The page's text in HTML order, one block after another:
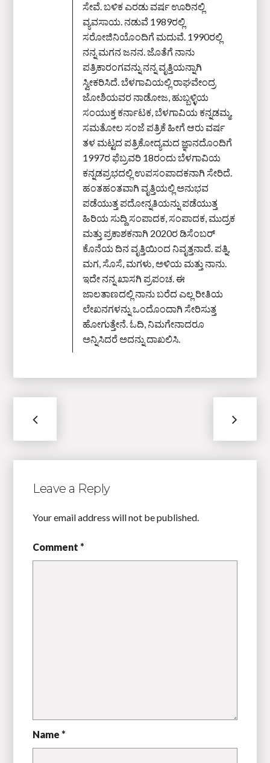
ಸೇವೆ. ಬಳಿಕ ಎರಡು ವರ್ಷ ಊರಿನಲ್ಲಿ
ವ್ಯವಸಾಯ. ನಡುವೆ 1989ರಲ್ಲಿ
ಸರೋಜಿನಿಯೊಂದಿಗೆ ಮದುವೆ. 1990ರಲ್ಲಿ
ನನ್ನ ಮಗನ ಜನನ. ಜೊತೆಗೆ ನಾನು
ಪತ್ರಿಕಾರಂಗವನ್ನು ನನ್ನ ವೃತ್ತಿಯನ್ನಾಗಿ
ಸ್ವೀಕರಿಸಿದೆ. ಬೆಳಗಾವಿಯಲ್ಲಿ ರಾಘವೇಂದ್ರ
ಜೋಶಿಯವರ ನಾಡೋಜ, ಹುಬ್ಬಳ್ಳಿಯ
ಸಂಯುಕ್ತ ಕರ್ನಾಟಕ, ಬೆಳಗಾವಿಯ ಕನ್ನಡಮ್ಮ,
ಸಮತೋಲ ಸಂಜೆ ಪತ್ರಿಕೆ ಹೀಗೆ ಆರು ವರ್ಷ
ತಳ ಮಟ್ಟದ ಪತ್ರಿಕೋದ್ಯಮದ ಜ್ಞಾನದೊಂದಿಗೆ
1997ರ ಫೆಬ್ರವರಿ 18ರಂದು ಬೆಳಗಾವಿಯ
ಕನ್ನಡಪ್ರಭದಲ್ಲಿ ಉಪಸಂಪಾದಕನಾಗಿ ಸೇರಿದೆ.
ಹಂತಹಂತವಾಗಿ ವೃತ್ತಿಯಲ್ಲಿ ಅನುಭವ
ಪಡೆಯುತ್ತ ಪದೋನ್ನತಿಯನ್ನು ಪಡೆಯುತ್ತ
ಹಿರಿಯ ಸುದ್ದಿ ಸಂಪಾದಕ, ಸಂಪಾದಕ, ಮುದ್ರಕ
ಮತ್ತು ಪ್ರಕಾಶಕನಾಗಿ 2020ರ ಡಿಸೆಂಬರ್‌
ಕೊನೆಯ ದಿನ ವೃತ್ತಿಯಿಂದ ನಿವೃತ್ತನಾದೆ. ಪತ್ನಿ,
ಮಗ, ಸೊಸೆ, ಮಗಳು, ಅಳಿಯ ಮತ್ತು ನಾನು.
ಇದೇ ನನ್ನ ಖಾಸಗಿ ಪ್ರಪಂಚ. ಈ
ಜಾಲತಾಣದಲ್ಲಿ ನಾನು ಬರೆದ ಎಲ್ಲ ರೀತಿಯ
ಲೇಖನಗಳನ್ನು ಒಂದೊಂದಾಗಿ ಸೇರಿಸುತ್ತ
ಹೋಗುತ್ತೇನೆ. ಓದಿ, ನಿಮಗೇನಾದರೂ
ಅನ್ನಿಸಿದರೆ ಅದನ್ನು ದಾಖಲಿಸಿ.
Leave a Reply
Your email address will not be published.
Comment *
Name *